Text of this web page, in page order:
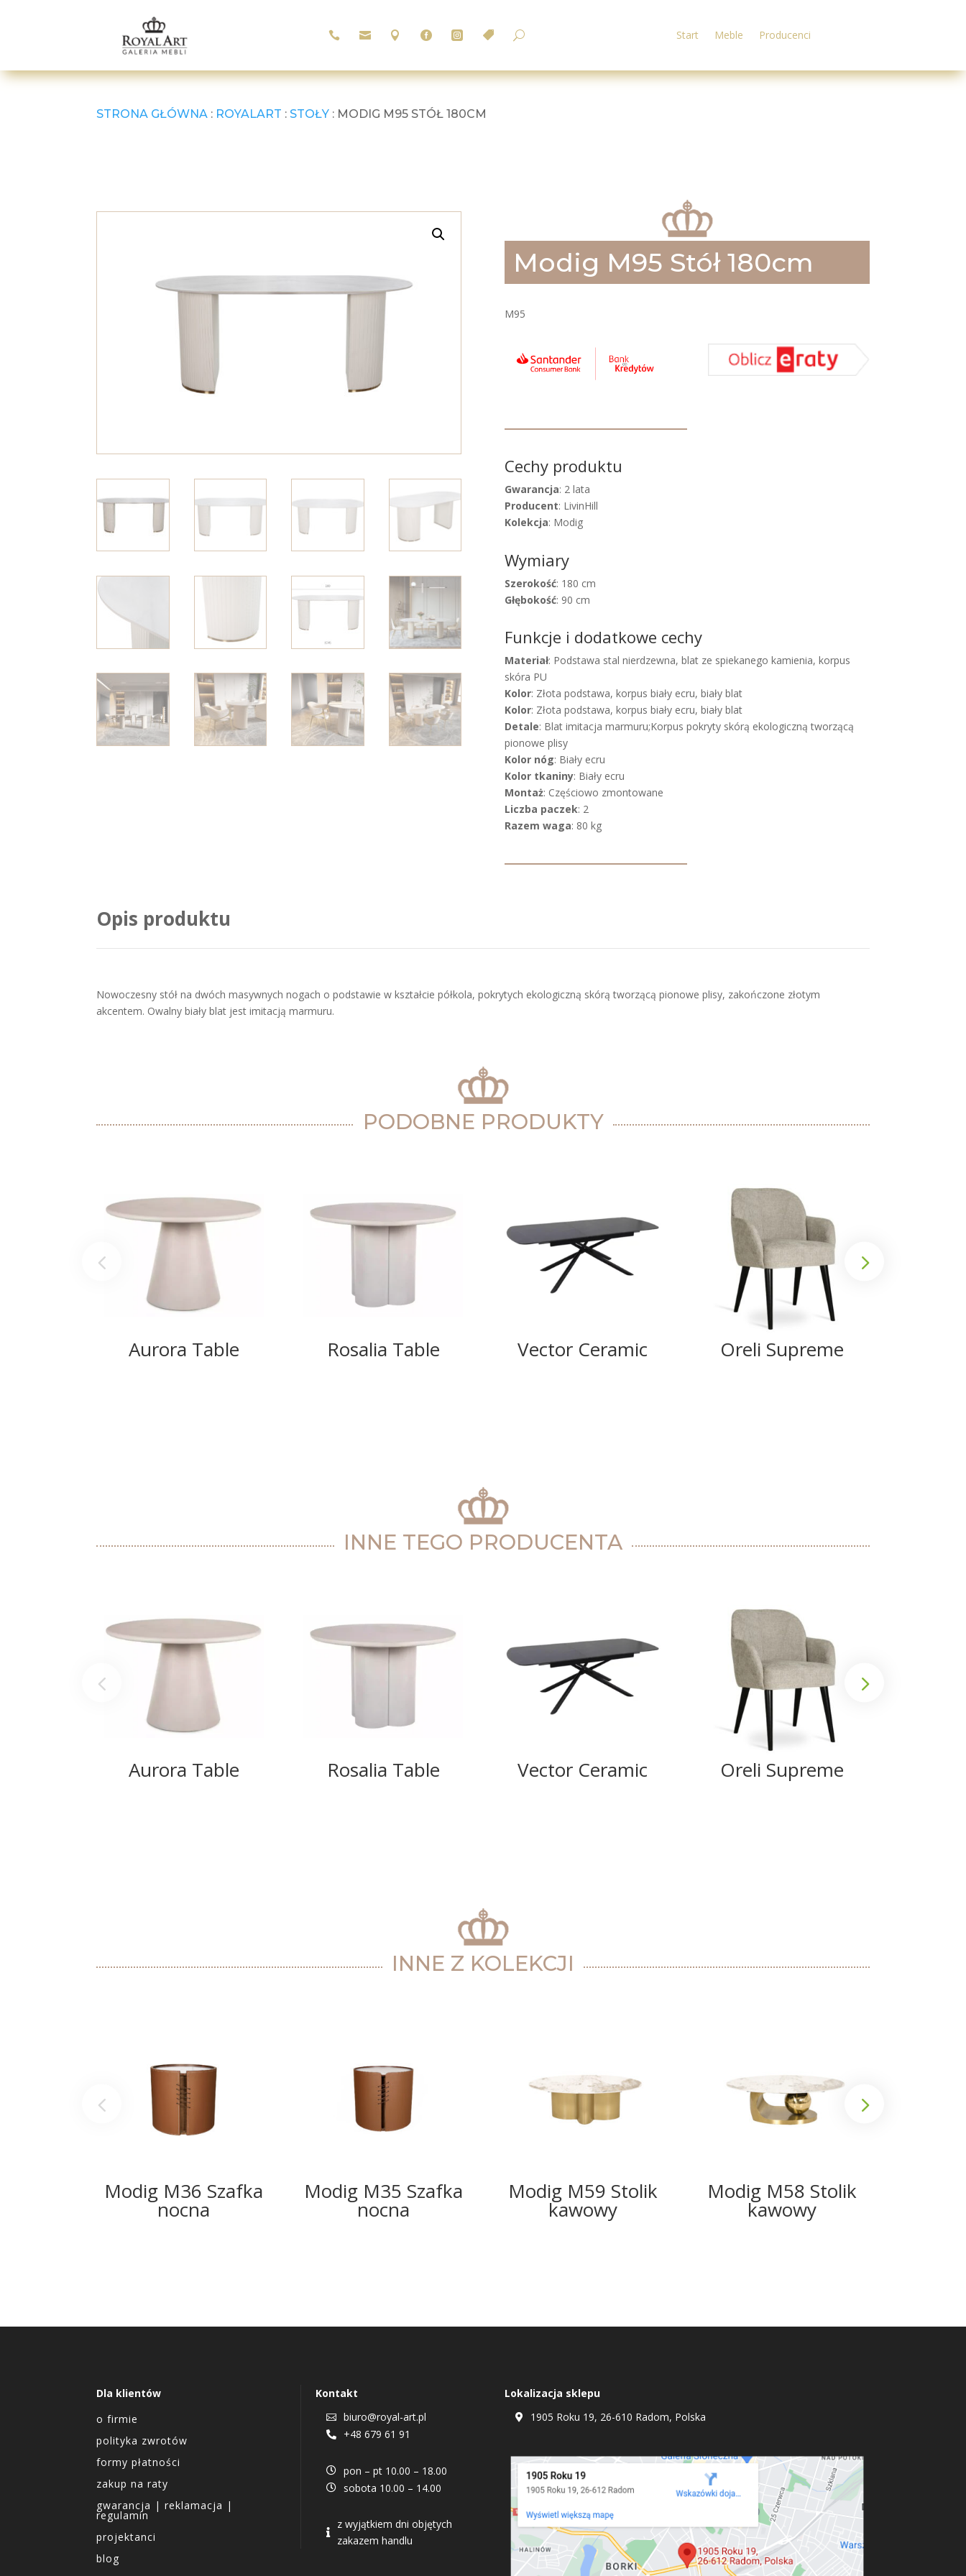
      U Start Meble Producenci
STRONA GŁÓWNA : ROYALART : STOŁY : MODIG M95 STÓŁ 180CM
Modig M95 Stół 180cm
M95
Cechy produktu
Gwarancja: 2 lata
Producent: LivinHill
Kolekcja: Modig
Wymiary
Szerokość: 180 cm
Głębokość: 90 cm
Funkcje i dodatkowe cechy
Materiał: Podstawa stal nierdzewna, blat ze spiekanego kamienia, korpus
skóra PU
Kolor: Złota podstawa, korpus biały ecru, biały blat
Kolor: Złota podstawa, korpus biały ecru, biały blat
Detale: Blat imitacja marmuru;Korpus pokryty skórą ekologiczną tworzącą
pionowe plisy
Kolor nóg: Biały ecru
Kolor tkaniny: Biały ecru
Montaż: Częściowo zmontowane
Liczba paczek: 2
Razem waga: 80 kg
Opis produktu
Nowoczesny stół na dwóch masywnych nogach o podstawie w kształcie półkola, pokrytych ekologiczną skórą tworzącą pionowe plisy, zakończone złotym
akcentem. Owalny biały blat jest imitacją marmuru.
PODOBNE PRODUKTY
Aurora Table Rosalia Table Vector Ceramic Oreli Supreme
INNE TEGO PRODUCENTA
Aurora Table Rosalia Table Vector Ceramic Oreli Supreme
INNE Z KOLEKCJI
Modig M36 Szafka
nocna
Modig M35 Szafka
nocna
Modig M59 Stolik
kawowy
Modig M58 Stolik
kawowy
Dla klientów
o firmie
polityka zwrotów
formy płatności
zakup na raty
gwarancja | reklamacja |
regulamin
projektanci
blog
Kontakt
 biuro@royal-art.pl
 +48 679 61 91
 pon – pt 10.00 – 18.00
 sobota 10.00 – 14.00

z wyjątkiem dni objętych
zakazem handlu
Lokalizacja sklepu
 1905 Roku 19, 26-610 Radom, Polska